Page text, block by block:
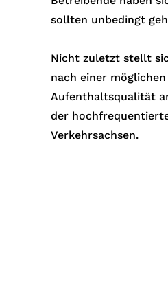
sollten unbedingt
Nicht zuletzt stellt
nach einer
Aufenthaltsqualität
der
Verkehrsachsen.